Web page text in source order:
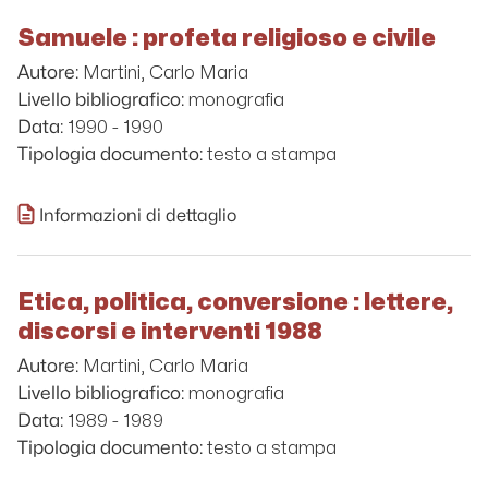
Samuele : profeta religioso e civile
Autore: Martini, Carlo Maria
Livello bibliografico: monografia
Data: 1990 - 1990
Tipologia documento: testo a stampa
Informazioni di dettaglio
Etica, politica, conversione : lettere,
discorsi e interventi 1988
Autore: Martini, Carlo Maria
Livello bibliografico: monografia
Data: 1989 - 1989
Tipologia documento: testo a stampa